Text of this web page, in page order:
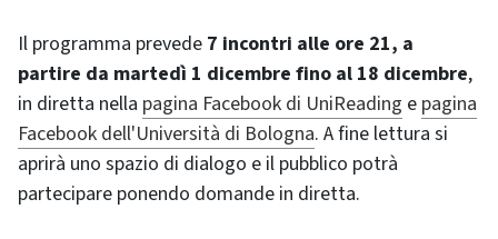
Il programma prevede 7 incontri alle ore 21, a
partire da martedì 1 dicembre fino al 18 dicembre,
in diretta nella pagina Facebook di UniReading e pagina
Facebook dell'Università di Bologna. A fine lettura si
aprirà uno spazio di dialogo e il pubblico potrà
partecipare ponendo domande in diretta.